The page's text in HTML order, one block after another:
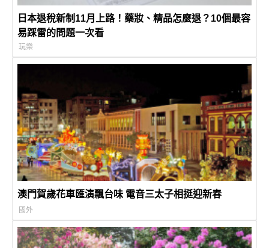
日本退稅新制11月上路！藥妝、精品怎麼退？10個最容
易踩雷的問題一次看
玩樂
澳門賀歲花車匯演飄台味 電音三太子相挺迎新春
國外